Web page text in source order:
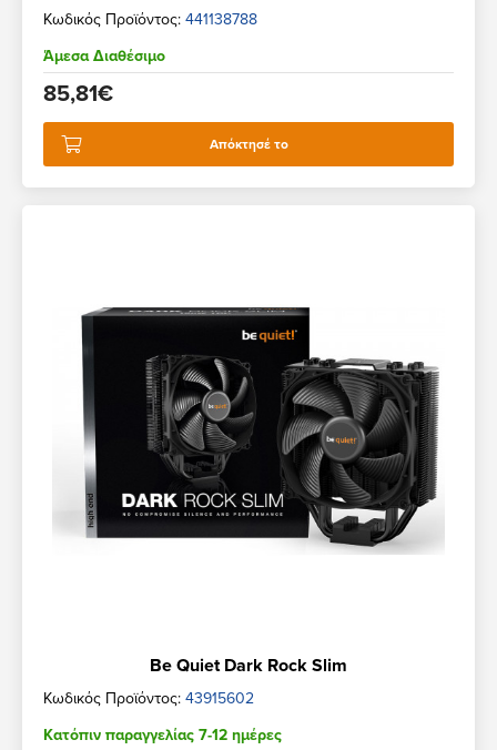
Κωδικός Προϊόντος: 441138788
Άμεσα Διαθέσιμο
85,81€
Απόκτησέ το
Be Quiet Dark Rock Slim
Κωδικός Προϊόντος: 43915602
Κατόπιν παραγγελίας 7-12 ημέρες